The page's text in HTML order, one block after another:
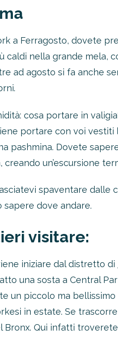
a Ferragosto, dovete
caldi nella grande mela,
ad agosto si fa anche
cosa portare in
portare con voi
pashmina. Dovete
creando un’escursione
spaventare dalle
sapere dove andare.
visitare:
iniziare dal distretto di
una sosta a Central
un piccolo ma
in estate. Se
Qui infatti